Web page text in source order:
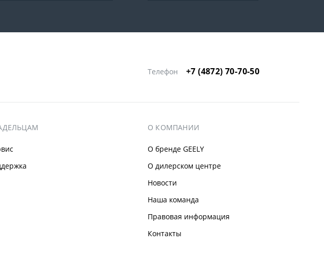
Телефон +7 (4872) 70-70-50
О КОМПАНИИ
О бренде GEELY
О дилерском центре
Новости
Наша команда
Правовая информация
Контакты